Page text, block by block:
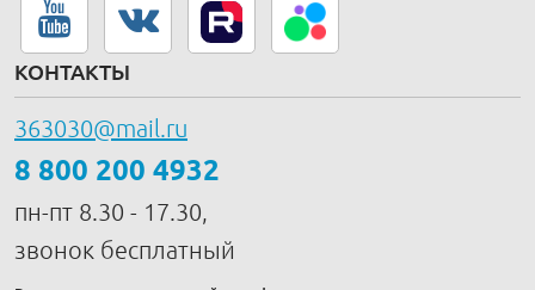
КОНТАКТЫ
363030@mail.ru
8 800 200 4932
пн-пт 8.30 - 17.30,
звонок бесплатный